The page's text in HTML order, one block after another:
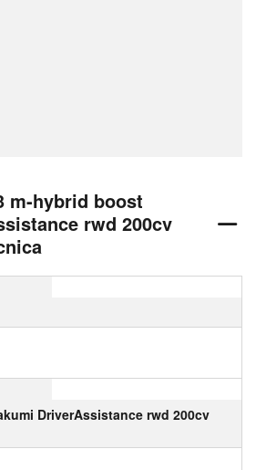
m-hybrid boost
rwd 200cv
DriverAssistance rwd 200cv